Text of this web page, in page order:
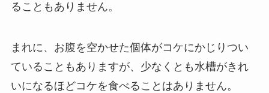
ることもありません。
まれに、お腹を空かせた個体がコケにかじりつい
ていることもありますが、少なくとも水槽がきれ
いになるほどコケを食べることはありません。